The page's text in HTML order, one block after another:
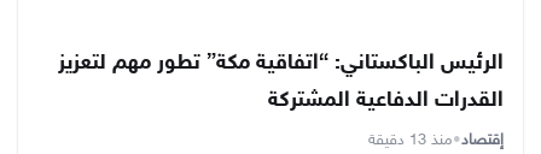
الرئيس الباكستاني: “اتفاقية مكة” تطور مهم لتعزيز
القدرات الدفاعية المشتركة
إقتصاد•منذ 13 دقيقة